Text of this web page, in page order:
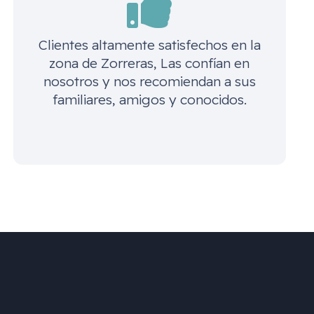
Clientes altamente satisfechos en la
zona de Zorreras, Las confían en
nosotros y nos recomiendan a sus
familiares, amigos y conocidos.